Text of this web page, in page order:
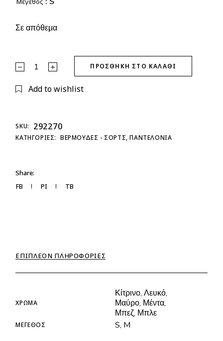
Σε απόθεμα
Σορτσάκι Viscosa quantityΠΡΟΣΘΉΚΗ ΣΤΟ ΚΑΛΆΘΙ
Add to wishlist
SKU: 292270
ΚΑΤΗΓΟΡΊΕΣ: ΒΕΡΜΟΥΔΕΣ - ΣΟΡΤΣ,ΠΑΝΤΕΛΟΝΙΑ
Share:
FB
PI TB
ΕΠΙΠΛΈΟΝ ΠΛΗΡΟΦΟΡΊΕΣ
ΧΡΏΜΑ
Κίτρινο, Λευκό,
Μαύρο, Μέντα,
Μπεζ, Μπλε
ΜΈΓΕΘΟΣ S, M